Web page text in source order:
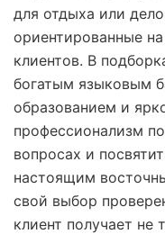
для отдыха или
ориентированные
клиентов. В
богатым языковым
образованием и
профессионализм
вопросах и
настоящим
свой выбор
клиент получает не